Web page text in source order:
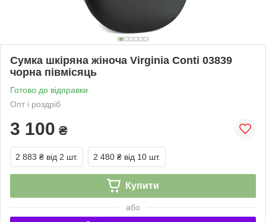
Сумка шкіряна жіноча Virginia Conti 03839
чорна півмісяць
Готово до відправки
Опт і роздріб
3 100 ₴
2 883 ₴ від 2 шт. 2 480 ₴ від 10 шт.
Купити
або